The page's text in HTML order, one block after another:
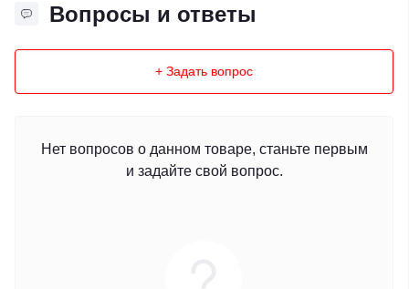
Вопросы и ответы
+ Задать вопрос
Нет вопросов о данном товаре, станьте первым
и задайте свой вопрос.